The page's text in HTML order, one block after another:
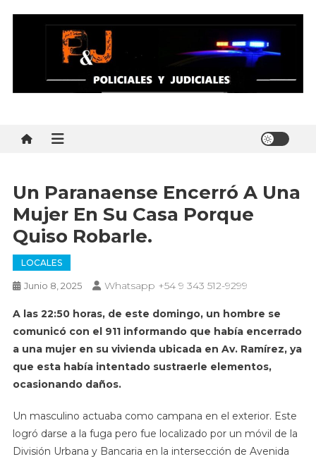
Un Paranaense Encerró A Una
Mujer En Su Casa Porque
Quiso Robarle.
LOCALES
Junio 8, 2025 Whatsapp +54 9 343 512-9299
A las 22:50 horas, de este domingo, un hombre se
comunicó con el 911 informando que había encerrado
a una mujer en su vivienda ubicada en Av. Ramírez, ya
que esta había intentado sustraerle elementos,
ocasionando daños.
Un masculino actuaba como campana en el exterior. Este
logró darse a la fuga pero fue localizado por un móvil de la
División Urbana y Bancaria en la intersección de Avenida